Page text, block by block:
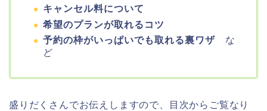
キャンセル料について
希望のプランが取れるコツ
予約の枠がいっぱいでも取れる裏ワザ な
ど
盛りだくさんでお伝えしますので、目次からご覧なり